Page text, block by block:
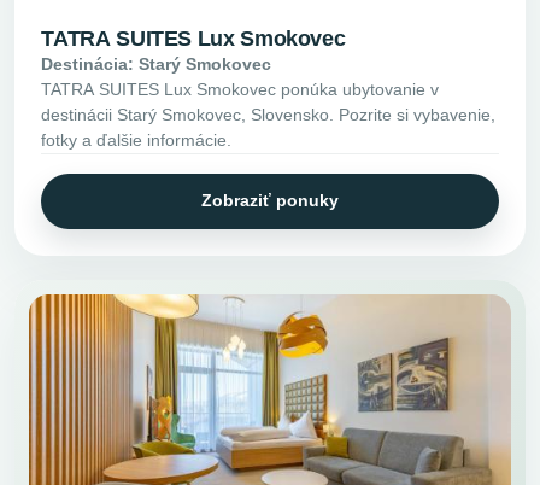
TATRA SUITES Lux Smokovec
Destinácia: Starý Smokovec
TATRA SUITES Lux Smokovec ponúka ubytovanie v
destinácii Starý Smokovec, Slovensko. Pozrite si vybavenie,
fotky a ďalšie informácie.
Zobraziť ponuky